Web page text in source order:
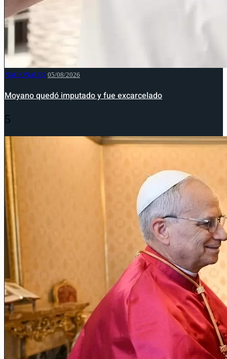
NACIONALES 05/08/2026
Moyano quedó imputado y fue excarcelado
5